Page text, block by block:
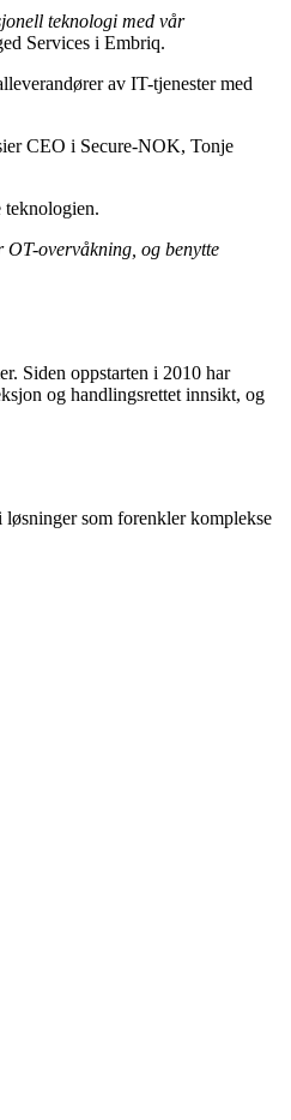
teknologi med vår
Services i Embriq.
av IT-tjenester med
CEO i Secure-NOK, Tonje
teknologien.
overvåkning, og benytte
Siden oppstarten i 2010 har
og handlingsrettet innsikt, og
som forenkler komplekse